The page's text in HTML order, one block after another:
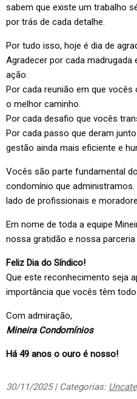
sabem que existe um trabalho
por trás de cada detalhe.
Por tudo isso, hoje é dia de
Agradecer por cada madrugada
ação.
Por cada reunião em que
o melhor caminho.
Por cada desafio que vocês
Por cada passo que deram
gestão ainda mais eficiente e
Vocês são parte fundamental
condomínio que
lado de profissionais e
Em nome de toda a equipe
nossa gratidão e nossa parceria
Feliz Dia do Síndico!
Que este reconhecimento seja
importância que vocês têm
Com admiração,
Mineira Condomínios
Há 49 anos o ouro é nosso!
30/11/2025 | Categorias: